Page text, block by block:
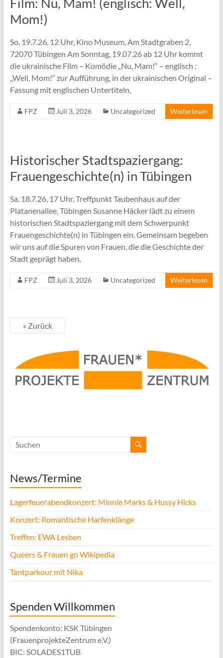
Mom!)
So. 19.7.26, 12 Uhr, Kino Museum, Am Stadtgraben 2,
72070 Tübingen Am Sonntag, 19.07.26 ab 12 Uhr kommt
die ukrainische Film – Komödie „Nu, Mam!“ – englisch :
„Well, Mom!“ zur Aufführung, in der ukrainischen Original –
Fassung mit englischen Untertiteln,
FPZ Juli 3, 2026 Uncategorized Weiterlesen
Historischer Stadtspaziergang:
Frauengeschichte(n) in Tübingen
Sa. 18.7.26, 17 Uhr, Treffpunkt Taubenhaus auf der
Platanenallee, Tübingen Susanne Häcker lädt zu einem
historischen Stadtspaziergang mit dem Schwerpunkt
Frauengeschichte(n) in Tübingen ein. Gemeinsam begeben
wir uns auf die Spuren von Frauen, die die Geschichte der
Stadt geprägt haben,
FPZ Juli 3, 2026 Uncategorized Weiterlesen
« Zurück
News/Termine
Lagerfeuerabendkonzert: Minnie Marks & Hussy Hicks
Konzert: Romantische Harfenklänge
Treffen: EWA Lesben
Queers & Frauen go Wikipedia
Tantparkour mit Nika
Spenden Willkommen
Spendenkonto: KSK Tübingen
(FrauenprojekteZentrum e.V.)
BIC: SOLADES1TUB